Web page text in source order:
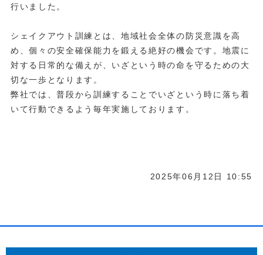
行いました。
シェイクアウト訓練とは、地域社会全体の防災意識を高
め、個々の安全確保能力を鍛える絶好の機会です。地震に
対する日常的な備えが、いざという時の命を守るための大
切な一歩となります。
弊社では、普段から訓練することでいざという時に落ち着
いて行動できるよう毎年実施しております。
2025年06月12日 10:55